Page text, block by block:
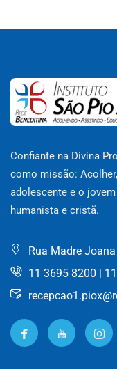
Confiante na Divina
como missão:
adolescente e o
humanista e cristã.
Rua Madre
11 3695 8200 |